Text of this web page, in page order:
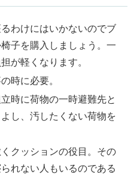
わけにはいかないのでブ
子を購入しましょう。一
が軽くなります。
時に必要。
時に荷物の一時避難先と
し、汚したくない荷物を
クッションの役目。その
れない人もいるのである